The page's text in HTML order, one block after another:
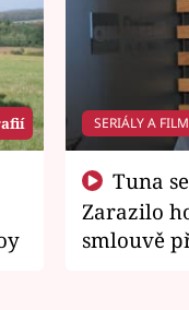
SERIÁLY A
Zarazilo
smlouvě